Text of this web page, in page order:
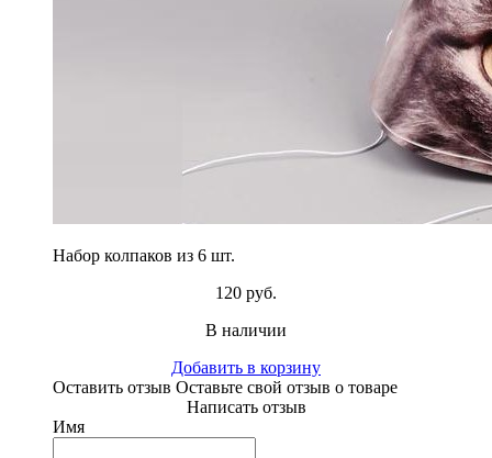
Набор колпаков из 6 шт.
120 руб.
В наличии
Добавить в корзину
Оставить отзыв Оставьте свой отзыв о товаре
Написать отзыв
Имя